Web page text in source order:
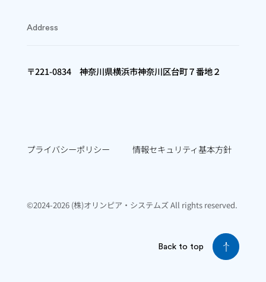
Address
〒221-0834 神奈川県横浜市神奈川区台町７番地２
プライバシーポリシー 情報セキュリティ基本方針
©2024-2026 (株)オリンピア・システムズ All rights reserved.
Back to top